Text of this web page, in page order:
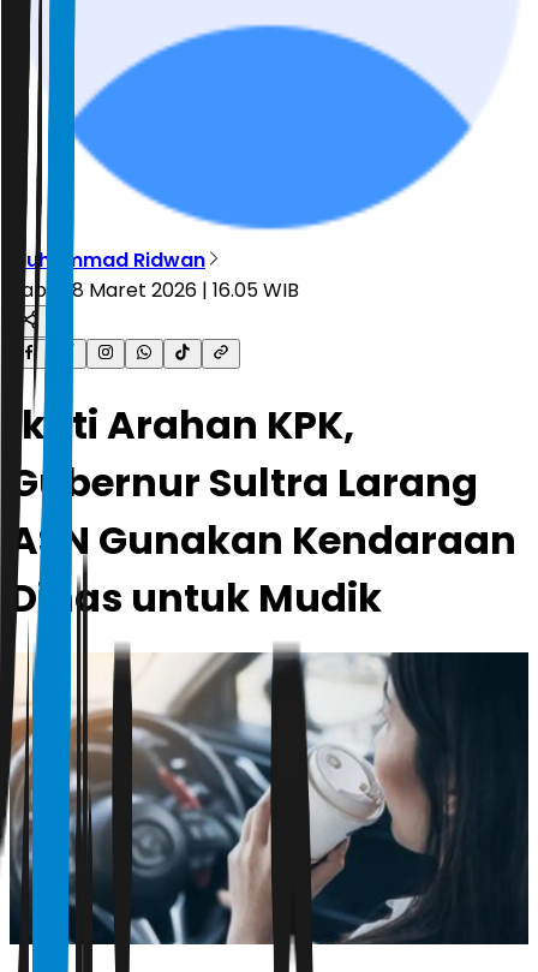
Muhammad Ridwan
Rabu, 18 Maret 2026 | 16.05 WIB
Ikuti Arahan KPK,
Gubernur Sultra Larang
ASN Gunakan Kendaraan
Dinas untuk Mudik